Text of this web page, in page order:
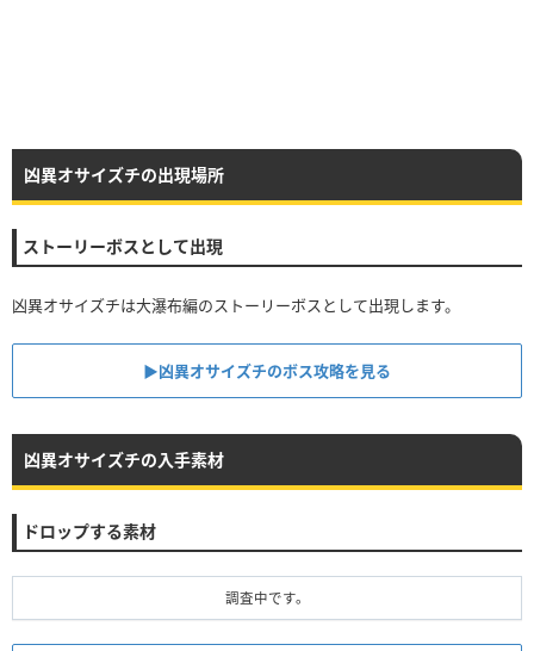
凶異オサイズチの出現場所
ストーリーボスとして出現
凶異オサイズチは大瀑布編のストーリーボスとして出現します。
▶︎凶異オサイズチのボス攻略を見る
凶異オサイズチの入手素材
ドロップする素材
調査中です。